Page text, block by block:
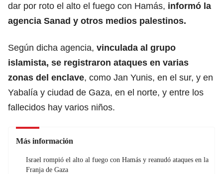
dar por roto el alto el fuego con Hamás, informó la
agencia Sanad y otros medios palestinos.
Según dicha agencia, vinculada al grupo
islamista, se registraron ataques en varias
zonas del enclave, como Jan Yunis, en el sur, y en
Yabalía y ciudad de Gaza, en el norte, y entre los
fallecidos hay varios niños.
Más información
Israel rompió el alto al fuego con Hamás y reanudó ataques en la
Franja de Gaza